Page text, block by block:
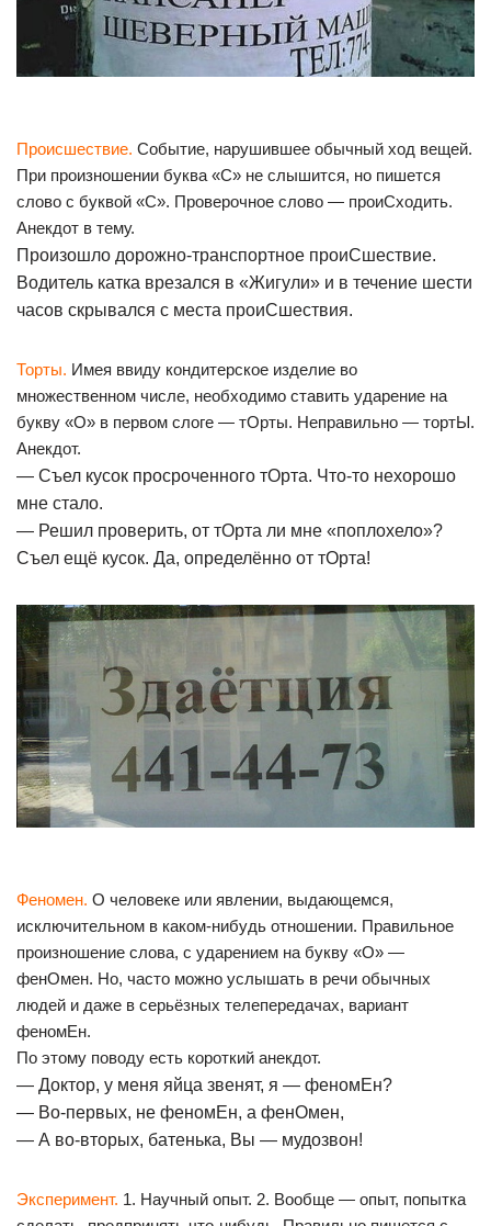
Происшествие. Событие, нарушившее обычный ход вещей.
При произношении буква «С» не слышится, но пишется
слово с буквой «С». Проверочное слово — проиСходить.
Анекдот в тему.
Произошло дорожно-транспортное проиСшествие.
Водитель катка врезался в «Жигули» и в течение шести
часов скрывался с места проиСшествия.
Торты. Имея ввиду кондитерское изделие во
множественном числе, необходимо ставить ударение на
букву «О» в первом слоге — тОрты. Неправильно — тортЫ.
Анекдот.
— Съел кусок просроченного тОрта. Что-то нехорошо
мне стало.
— Решил проверить, от тОрта ли мне «поплохело»?
Съел ещё кусок. Да, определённо от тОрта!
Феномен. О человеке или явлении, выдающемся,
исключительном в каком-нибудь отношении. Правильное
произношение слова, с ударением на букву «О» —
фенОмен. Но, часто можно услышать в речи обычных
людей и даже в серьёзных телепередачах, вариант
феномЕн.
По этому поводу есть короткий анекдот.
— Доктор, у меня яйца звенят, я — феномЕн?
— Во-первых, не феномЕн, а фенОмен,
— А во-вторых, батенька, Вы — мудозвон!
Эксперимент. 1. Научный опыт. 2. Вообще — опыт, попытка